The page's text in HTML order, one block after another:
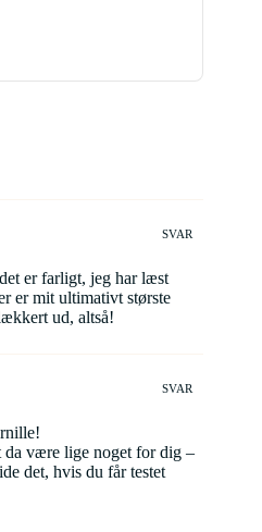
SVAR
er farligt, jeg har læst
er mit ultimativt største
ud, altså!
SVAR
da være lige noget for dig –
det, hvis du får testet